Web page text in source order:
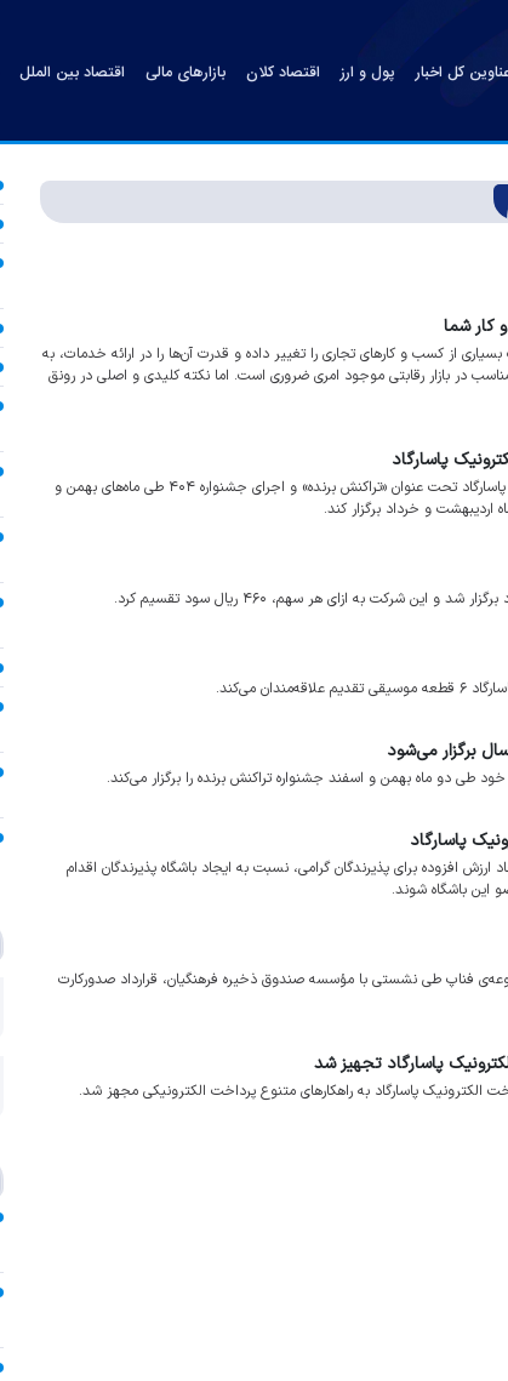
کل اخبار پول و ارز اقتصاد کلان بازارهای مالی اقتصاد بین الملل
کار شما
از کسب و کارهای تجاری را تغییر داده و قدرت آن‌ها را در ارائه خدمات، به
در بازار رقابتی موجود امری ضروری است. اما نکته کلیدی و اصلی در رونق
در ادامه سلسه جشنواره‌های شرکت پرداخت الکترونیک پاسارگاد تحت عنوان «تراکنش برنده» و اجرای جشنواره‌ ۴۰۴ طی ماه‌های بهمن و
شرکت به ازای هر سهم، ۴۶۰ ریال سود تقسیم کرد.
می‌کند.
طی دو ماه بهمن و اسفند جشنواره تراکنش برنده را برگزار می‌کند.
پاسارگاد
افزوده برای پذیرندگان گرامی، نسبت به ایجاد باشگاه پذیرندگان اقدام
این باشگاه شوند.
فناپ طی نشستی با مؤسسه صندوق ذخیره فرهنگیان، قرارداد صدورکارت
پاسارگاد تجهیز شد
پاسارگاد به راهکارهای متنوع پرداخت الکترونیکی مجهز شد.